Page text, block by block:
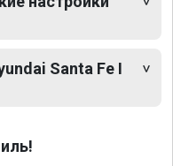
Santa Fe I